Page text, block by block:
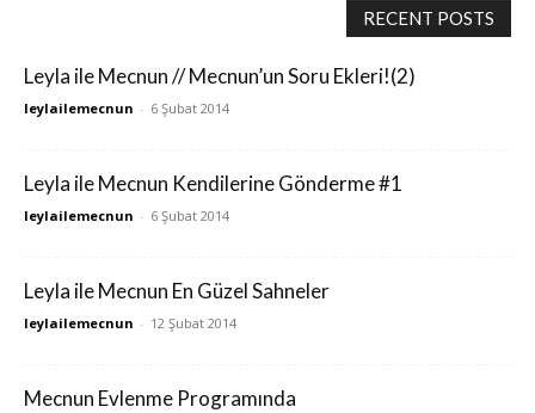
RECENT POSTS
Leyla ile Mecnun // Mecnun’un Soru Ekleri!(2)
leylailemecnun - 6 Şubat 2014
Leyla ile Mecnun Kendilerine Gönderme #1
leylailemecnun - 6 Şubat 2014
Leyla ile Mecnun En Güzel Sahneler
leylailemecnun - 12 Şubat 2014
Mecnun Evlenme Programında